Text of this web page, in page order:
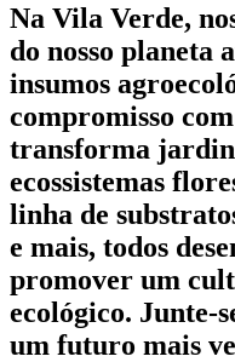
Na Vila Verde,
do nosso planeta
insumos
compromisso
transforma
ecossistemas
linha de
e mais, todos
promover um
ecológico. Junte-
um futuro mais